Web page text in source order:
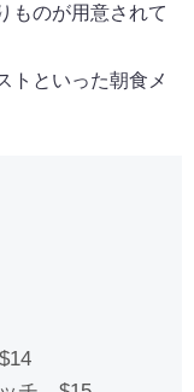
ものが用意されて
トといった朝食メ